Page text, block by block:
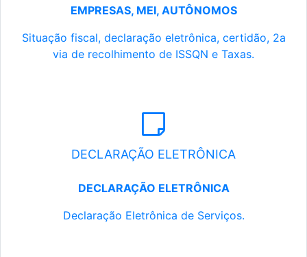
EMPRESAS, MEI, AUTÔNOMOS
Situação fiscal, declaração eletrônica, certidão, 2a
via de recolhimento de ISSQN e Taxas.
DECLARAÇÃO ELETRÔNICA
DECLARAÇÃO ELETRÔNICA
Declaração Eletrônica de Serviços.